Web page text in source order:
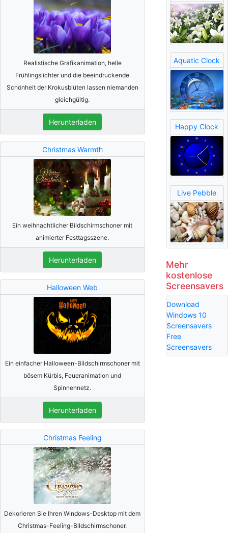
Realistische Grafikanimation, helle
Frühlingslichter und die beeindruckende
Schönheit der Krokusblüten lassen niemanden
gleichgültig.
Herunterladen
Christmas Warmth
Ein weihnachtlicher Bildschirmschoner mit
animierter Festtagsszene.
Herunterladen
Halloween Web
Ein einfacher Halloween-Bildschirmschoner mit
bösem Kürbis, Feueranimation und
Spinnennetz.
Herunterladen
Christmas Feeling
Dekorieren Sie Ihren Windows-Desktop mit dem
Christmas-Feeling-Bildschirmschoner.
Aquatic Clock
Happy Clock
Live Pebble
Mehr
kostenlose
Screensavers
Download
Windows 10
Screensavers
Free
Screensavers